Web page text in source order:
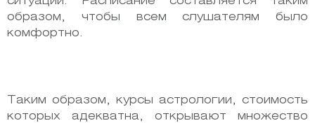
образом, чтобы всем слушателям было
комфортно.
Таким образом, курсы астрологии, стоимость
которых адекватна, открывают множество